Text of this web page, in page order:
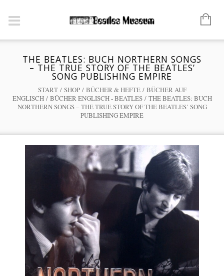
THE BEATLES: BUCH NORTHERN SONGS
– THE TRUE STORY OF THE BEATLES’
SONG PUBLISHING EMPIRE
START/ SHOP/ BÜCHER & HEFTE/ BÜCHER AUF
ENGLISCH/ BÜCHER ENGLISCH - BEATLES/ THE BEATLES: BUCH
NORTHERN SONGS – THE TRUE STORY OF THE BEATLES’ SONG
PUBLISHING EMPIRE